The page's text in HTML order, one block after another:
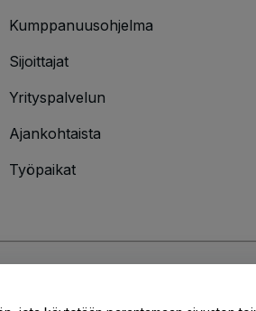
Kumppanuusohjelma
Sijoittajat
Yrityspalvelun
Ajankohtaista
Työpaikat